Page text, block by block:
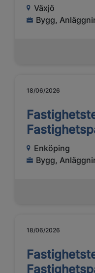
Växjö
Bygg,
18/06/2026
Enköping
Bygg,
18/06/2026